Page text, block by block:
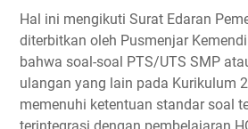
Hal ini mengikuti Surat Edaran
diterbitkan oleh Pusmenjar
bahwa soal-soal PTS/UTS SMP
ulangan yang lain pada Kurikulum
memenuhi ketentuan standar soal